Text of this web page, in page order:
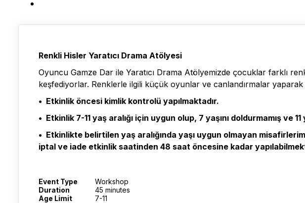
Renkli Hisler Yaratıcı Drama Atölyesi
Oyuncu Gamze Dar ile Yaratıcı Drama Atölyemizde çocuklar farklı
keşfediyorlar. Renklerle ilgili küçük oyunlar ve canlandırmalar yaparak
• Etkinlik öncesi kimlik kontrolü yapılmaktadır.
• Etkinlik 7-11 yaş aralığı için uygun olup, 7 yaşını doldurmamış ve
• Etkinlikte belirtilen yaş aralığında yaşı uygun olmayan
iptal ve iade etkinlik saatinden 48 saat öncesine kadar
Event Type
Workshop
Duration
45 minutes
Age Limit
7-11